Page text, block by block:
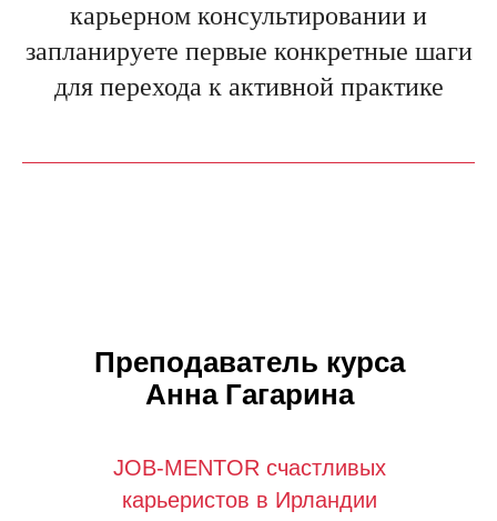
карьерном консультировании и
запланируете первые конкретные шаги
для перехода к активной практике
Преподаватель курса
Анна Гагарина
JOB-MENTOR счастливых
карьеристов в Ирландии